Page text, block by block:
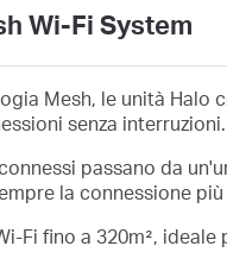
Wi-Fi System
Mesh, le unità Halo
senza interruzioni.
passano da
la connessione
Fi fino a 320m²,